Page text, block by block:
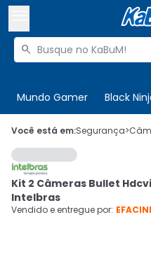
Buscar produtos

Mundo Gamer Black
 Olá. Acesse sua
 Departamentos
Cupons
Você está em:Segurança>
Kit 2 Câmeras Bullet Hdcvi
Intelbras
Vendido e entregue por: EFACINI